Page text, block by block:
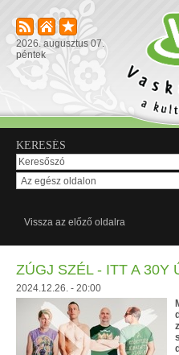
2026. augusztus 07.
péntek
KERESÉS
Vissza az előző oldalra
ZÚGJ SZÉL - ITT A 30Y
2024.12.26. - 20:00